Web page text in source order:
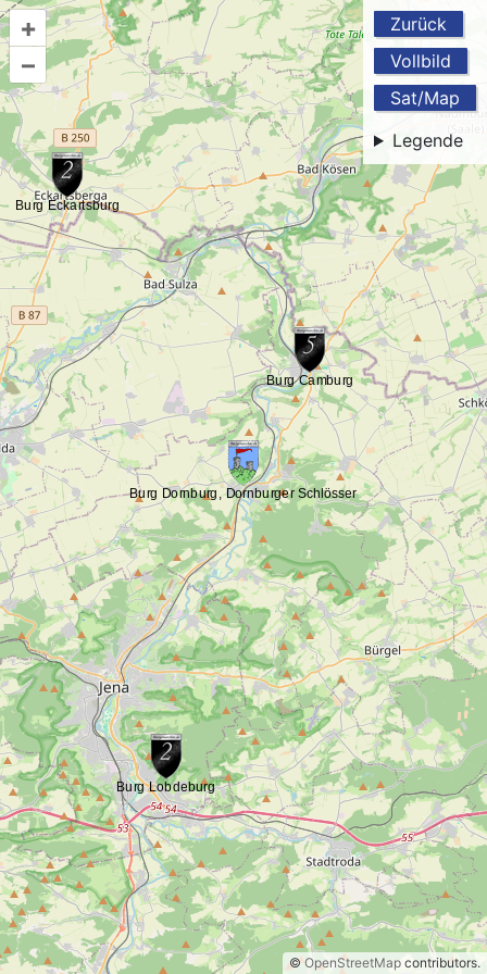
Zurück
Vollbild
Sat/Map
Legende
+
–
© OpenStreetMap contributors.